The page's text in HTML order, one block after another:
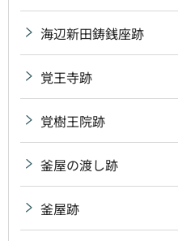
海辺新田鋳銭座跡
覚王寺跡
覚樹王院跡
釜屋の渡し跡
釜屋跡